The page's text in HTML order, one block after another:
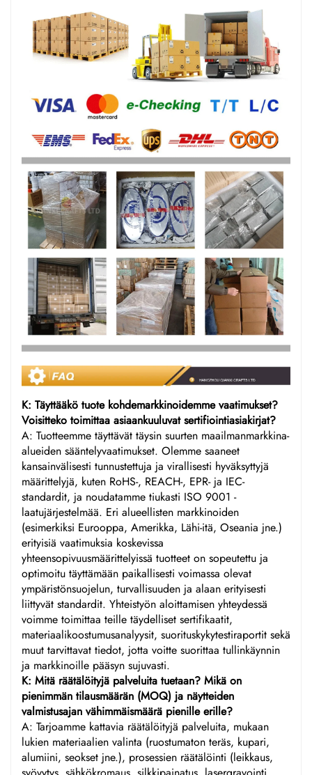
K: Täyttääkö tuote kohdemarkkinoidemme vaatimukset?
Voisitteko toimittaa asiaankuuluvat sertifiointiasiakirjat?
A: Tuotteemme täyttävät täysin suurten maailmanmarkkina-
alueiden sääntelyvaatimukset. Olemme saaneet
kansainvälisesti tunnustettuja ja virallisesti hyväksyttyjä
määrittelyjä, kuten RoHS-, REACH-, EPR- ja IEC-
standardit, ja noudatamme tiukasti ISO 9001 -
laatujärjestelmää. Eri alueellisten markkinoiden
(esimerkiksi Eurooppa, Amerikka, Lähi-itä, Oseania jne.)
erityisiä vaatimuksia koskevissa
yhteensopivuusmäärittelyissä tuotteet on sopeutettu ja
optimoitu täyttämään paikallisesti voimassa olevat
ympäristönsuojelun, turvallisuuden ja alaan erityisesti
liittyvät standardit. Yhteistyön aloittamisen yhteydessä
voimme toimittaa teille täydelliset sertifikaatit,
materiaalikoostumusanalyysit, suorituskykytestiraportit sekä
muut tarvittavat tiedot, jotta voitte suorittaa tullinkäynnin
ja markkinoille pääsyn sujuvasti.
K: Mitä räätälöityjä palveluita tuetaan? Mikä on
pienimmän tilausmäärän (MOQ) ja näytteiden
valmistusajan vähimmäismäärä pienille erille?
A: Tarjoamme kattavia räätälöityjä palveluita, mukaan
lukien materiaalien valinta (ruostumaton teräs, kupari,
alumiini, seokset jne.), prosessien räätälöinti (leikkaus,